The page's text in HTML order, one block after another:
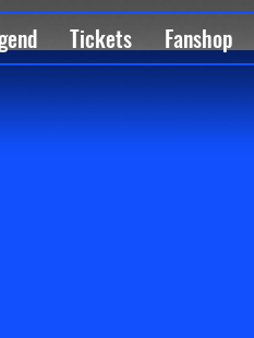
Tickets Fanshop